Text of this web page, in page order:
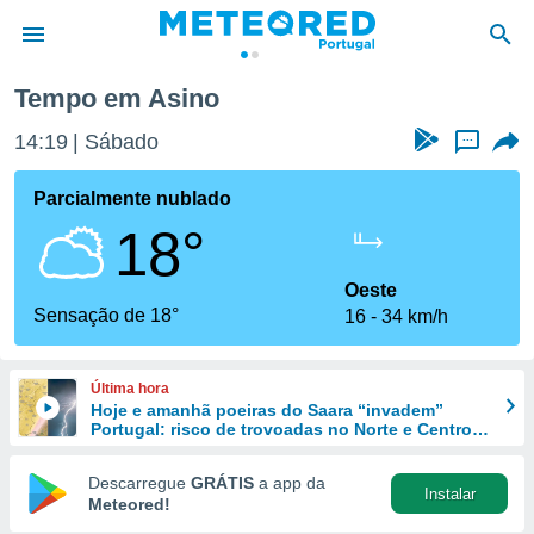
da
foi
fornecidas
a este
das
e
forma
digital
Tempo em Asino
14:19 Sábado ...
Parcialmente nublado
18°
Sensação de 18°
Oeste
16
34 km/h
Última hora
Hoje e amanhã poeiras do Saara “invadem”
Portugal: risco de trovoadas no Norte e Centro
Descarregue GRÁTIS a app da
Meteored!
Instalar